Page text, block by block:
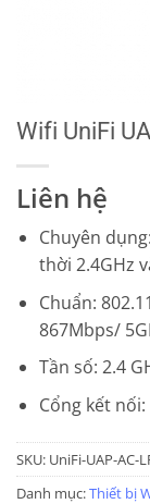
Wifi UniFi
Liên hệ
Chuyên
thời 2.4GHz
Chuẩn:
867Mbps/
Tần số: 2.4
Cổng kết
SKU: UniFi-UAP-AC-
Danh mục:Thiết bị